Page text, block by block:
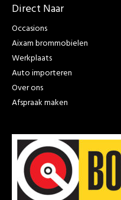
Direct Naar
Occasions
Aixam brommobielen
Werkplaats
Auto importeren
Over ons
Afspraak maken